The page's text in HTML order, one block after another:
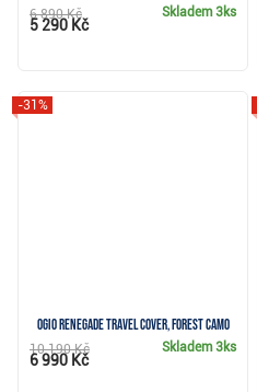
Skladem3ks
6 890 Kč
5 290 Kč
Ogio Renegade travel cover, forest camo
-31%
Skladem3ks
10 190 Kč
6 990 Kč